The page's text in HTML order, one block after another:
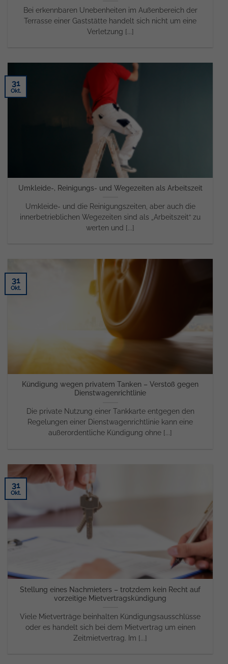
Bei erkennbaren Unebenheiten im Außenbereich der
Terrasse einer Gaststätte handelt sich nicht um eine
Verletzung [...]
Umkleide-, Reinigungs- und Wegezeiten als Arbeitszeit
Umkleide- und die Reinigungszeiten, aber auch die
innerbetrieblichen Wegezeiten sind als „Arbeitszeit“ zu
werten und [...]
31
Okt.
Kündigung wegen privatem Tanken – Verstoß gegen
Dienstwagenrichtlinie
Die private Nutzung einer Tankkarte entgegen den
Regelungen einer Dienstwagenrichtlinie kann eine
außerordentliche Kündigung ohne [...]
31
Okt.
Stellung eines Nachmieters – trotzdem kein Recht auf
vorzeitige Mietvertragskündigung
Viele Mietverträge beinhalten Kündigungsausschlüsse
oder es handelt sich bei dem Mietvertrag um einen
Zeitmietvertrag. Im [...]
31
Okt.